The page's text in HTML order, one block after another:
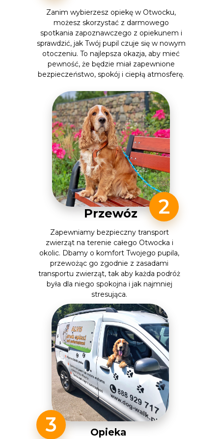
Zanim wybierzesz opiekę w Otwocku,
możesz skorzystać z darmowego
spotkania zapoznawczego z opiekunem i
sprawdzić, jak Twój pupil czuje się w nowym
otoczeniu. To najlepsza okazja, aby mieć
pewność, że będzie miał zapewnione
bezpieczeństwo, spokój i ciepłą atmosferę.
2
Przewóz
Zapewniamy bezpieczny transport
zwierząt na terenie całego Otwocka i
okolic. Dbamy o komfort Twojego pupila,
przewożąc go zgodnie z zasadami
transportu zwierząt, tak aby każda podróż
była dla niego spokojna i jak najmniej
stresująca.
3 Opieka